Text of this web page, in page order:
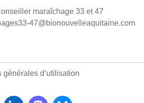
maraîchage 33 et 47
47@bionouvelleaquitaine.com
générales d’utilisation